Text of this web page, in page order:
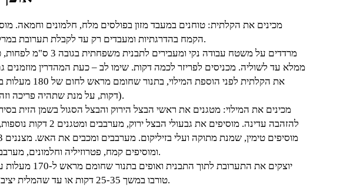
מכינים את הקלתית: טוחנים במעבד מזון בפולסים מלח, חלמונים וחמאה.
הקמח בהדרגתיות ומעבדים רק עד לקבלת תערובת במרקם אחיד.
מרדדים על משטח עבודה נקי ומעבירים לתבנית
ממלא עד לשוליה. מכניסים לפריזר לכמה דקות. שימו לב – כעת המהדרין מוזמנים
דקות, על מנת שתהיה פריכה וזהובה יותר).
מכינים את המילוי: מטגנים את ראשי הבצל הירוק והבצל הסגול בשמן הזית
להזהבה עדינה. מוסיפים את גבעולי הבצל ירוק,
ומוסיפים קמח, פטרוזיליה וחלמונים, מערבבים היטב.
יוצקים את התערובת לתוך התבנית
טורבו במשך 25-35 דקות או עד שהמלית יציבה וזהובה.